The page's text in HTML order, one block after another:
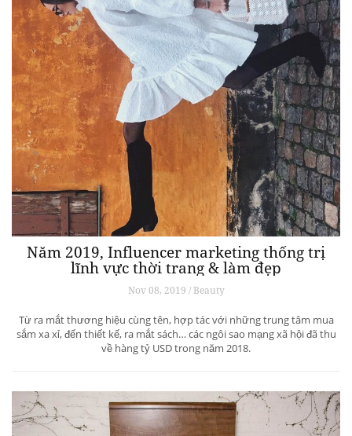
Năm 2019, Influencer marketing thống trị
lĩnh vực thời trang & làm đẹp
Nov 08, 2019 / Beauty
Từ ra mắt thương hiệu cùng tên, hợp tác với những trung tâm mua
sắm xa xỉ, đến thiết kế, ra mắt sách… các ngôi sao mạng xã hội đã thu
về hàng tỷ USD trong năm 2018.